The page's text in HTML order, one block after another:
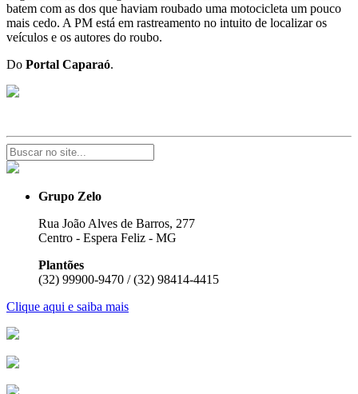
batem com as dos que haviam roubado uma motocicleta um pouco
mais cedo. A PM está em rastreamento no intuito de localizar os
veículos e os autores do roubo.
Do Portal Caparaó.
Grupo Zelo
Rua João Alves de Barros, 277
Centro - Espera Feliz - MG
Plantões
(32) 99900-9470 / (32) 98414-4415
Clique aqui e saiba mais